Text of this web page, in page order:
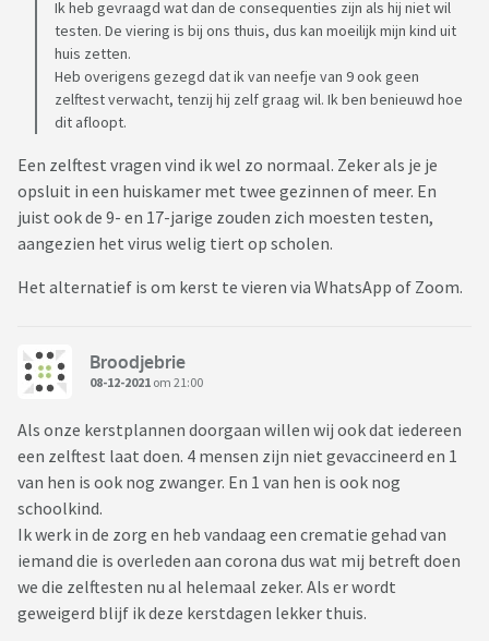
Ik heb gevraagd wat dan de consequenties zijn als hij niet wil
testen. De viering is bij ons thuis, dus kan moeilijk mijn kind uit
huis zetten.
Heb overigens gezegd dat ik van neefje van 9 ook geen
zelftest verwacht, tenzij hij zelf graag wil. Ik ben benieuwd hoe
dit afloopt.
Een zelftest vragen vind ik wel zo normaal. Zeker als je je
opsluit in een huiskamer met twee gezinnen of meer. En
juist ook de 9- en 17-jarige zouden zich moesten testen,
aangezien het virus welig tiert op scholen.
Het alternatief is om kerst te vieren via WhatsApp of Zoom.
Broodjebrie
08-12-2021 om 21:00
Als onze kerstplannen doorgaan willen wij ook dat iedereen
een zelftest laat doen. 4 mensen zijn niet gevaccineerd en 1
van hen is ook nog zwanger. En 1 van hen is ook nog
schoolkind.
Ik werk in de zorg en heb vandaag een crematie gehad van
iemand die is overleden aan corona dus wat mij betreft doen
we die zelftesten nu al helemaal zeker. Als er wordt
geweigerd blijf ik deze kerstdagen lekker thuis.